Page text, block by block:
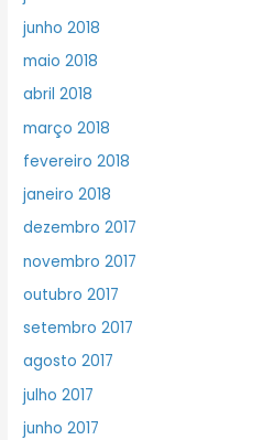
junho 2018
maio 2018
abril 2018
março 2018
fevereiro 2018
janeiro 2018
dezembro 2017
novembro 2017
outubro 2017
setembro 2017
agosto 2017
julho 2017
junho 2017